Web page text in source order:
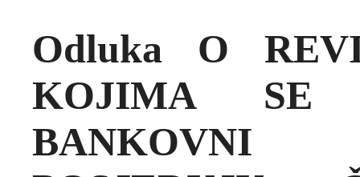
Odluka O
KOJIMA SE
BANKOVNI